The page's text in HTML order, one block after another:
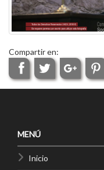
Compartir en:
MENÚ
Inicio